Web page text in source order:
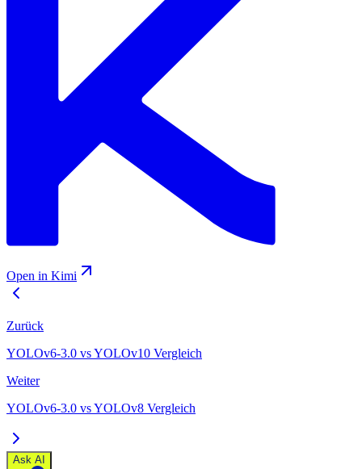
Open in Kimi
Zurück
YOLOv6-3.0 vs YOLOv10 Vergleich
Weiter
YOLOv6-3.0 vs YOLOv8 Vergleich
Ask AI